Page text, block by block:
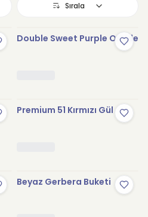
Sırala
Double Sweet Purple Orkide
Premium 51 Kırmızı Gül
Beyaz Gerbera Buketi